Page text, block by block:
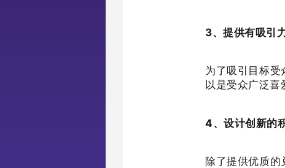
3、提供有吸引
为了吸引目标受
以是受众广泛喜
4、设计创新的
除了提供优质